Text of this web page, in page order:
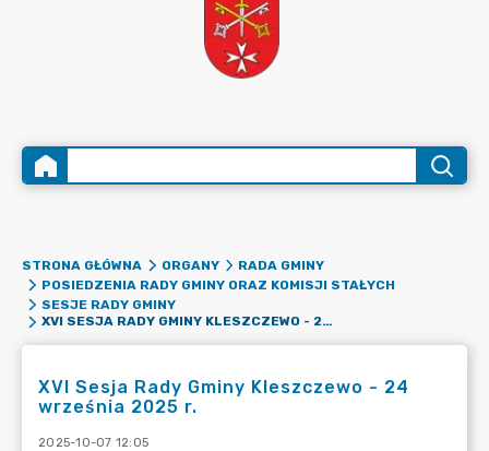
STRONA GŁÓWNA ORGANY
RADA GMINY
POSIEDZENIA RADY GMINY ORAZ KOMISJI STAŁYCH
SESJE RADY GMINY
XVI SESJA RADY GMINY KLESZCZEWO - 24 WRZEŚNIA 2025 R.
XVI Sesja Rady Gminy Kleszczewo - 24
września 2025 r.
2025-10-07 12:05